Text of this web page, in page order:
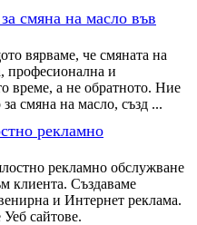
смяна на масло във
вярваме, че смяната на
професионална и
време, а не обратното. Ние
смяна на масло, създ ...
рекламно
рекламно обслужване
клиента. Създаваме
и Интернет реклама.
сайтове.